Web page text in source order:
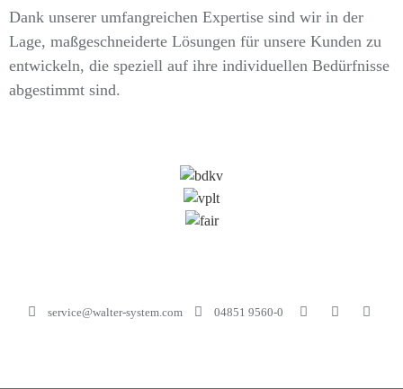
Dank unserer umfangreichen Expertise sind wir in der
Lage, maßgeschneiderte Lösungen für unsere Kunden zu
entwickeln, die speziell auf ihre individuellen Bedürfnisse
abgestimmt sind.
service@walter-system.com 04851 9560-0